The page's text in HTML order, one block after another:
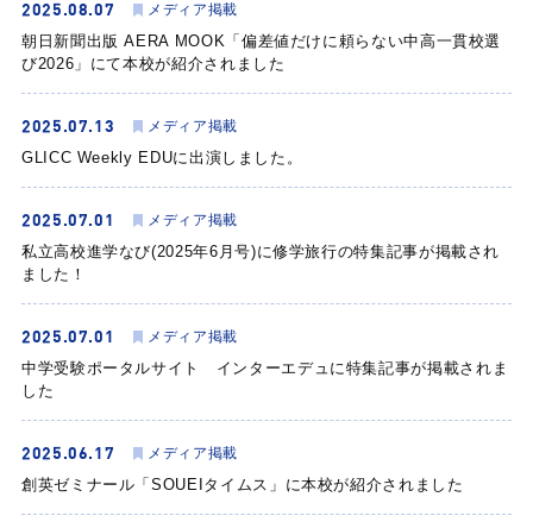
2025.08.07 メディア掲載
朝日新聞出版 AERA MOOK「偏差値だけに頼らない中高一貫校選
び2026」にて本校が紹介されました
2025.07.13 メディア掲載
GLICC Weekly EDUに出演しました。
2025.07.01 メディア掲載
私立高校進学なび(2025年6月号)に修学旅行の特集記事が掲載され
ました！
2025.07.01 メディア掲載
中学受験ポータルサイト インターエデュに特集記事が掲載されま
した
2025.06.17 メディア掲載
創英ゼミナール「SOUEIタイムス」に本校が紹介されました